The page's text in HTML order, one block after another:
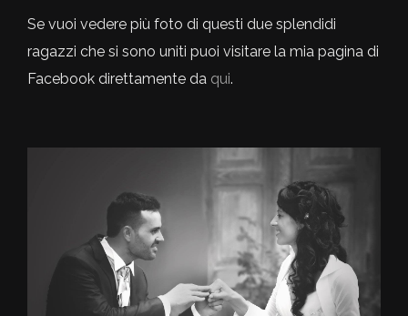
Se vuoi vedere più foto di questi due splendidi
ragazzi che si sono uniti puoi visitare la mia pagina di
Facebook direttamente da qui.